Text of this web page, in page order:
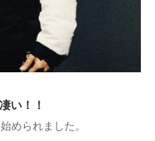
い！！
められました。